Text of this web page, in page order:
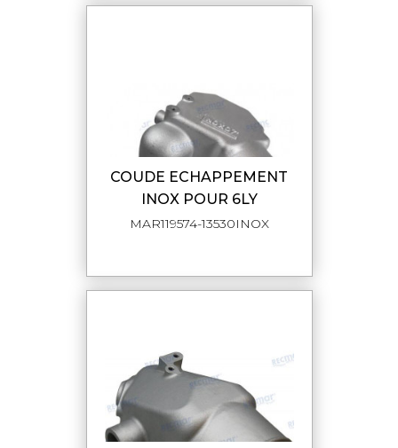
COUDE ECHAPPEMENT
INOX POUR 6LY
MAR119574-13530INOX